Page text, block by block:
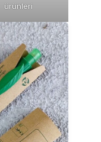
ürünleri